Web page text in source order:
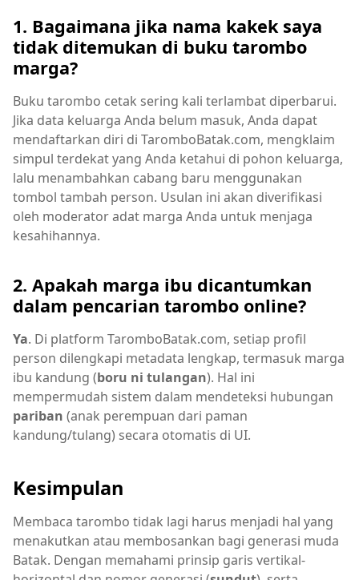
1. Bagaimana jika nama kakek saya
tidak ditemukan di buku tarombo
marga?
Buku tarombo cetak sering kali terlambat diperbarui.
Jika data keluarga Anda belum masuk, Anda dapat
mendaftarkan diri di TaromboBatak.com, mengklaim
simpul terdekat yang Anda ketahui di pohon keluarga,
lalu menambahkan cabang baru menggunakan
tombol tambah person. Usulan ini akan diverifikasi
oleh moderator adat marga Anda untuk menjaga
kesahihannya.
2. Apakah marga ibu dicantumkan
dalam pencarian tarombo online?
Ya. Di platform TaromboBatak.com, setiap profil
person dilengkapi metadata lengkap, termasuk marga
ibu kandung (boru ni tulangan). Hal ini
mempermudah sistem dalam mendeteksi hubungan
pariban (anak perempuan dari paman
kandung/tulang) secara otomatis di UI.
Kesimpulan
Membaca tarombo tidak lagi harus menjadi hal yang
menakutkan atau membosankan bagi generasi muda
Batak. Dengan memahami prinsip garis vertikal-